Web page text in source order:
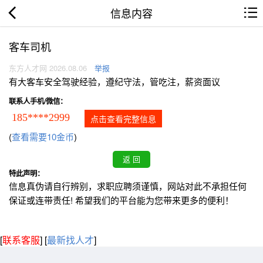
信息内容
客车司机
东方人才网 2026.08.06 举报
有大客车安全驾驶经验，遵纪守法，管吃注，薪资面议
联系人手机/微信：
185****2999 点击查看完整信息
(查看需要10金币)
特此声明：
信息真伪请自行辨别，求职应聘须谨慎，网站对此不承担任何
保证或连带责任! 希望我们的平台能为您带来更多的便利！
[联系客服] [最新找人才]